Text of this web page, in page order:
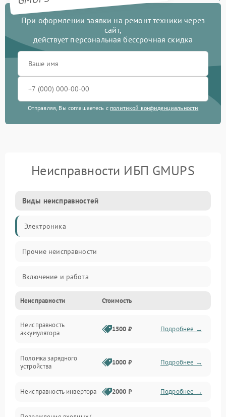
При оформлении заявки на ремонт техники через
сайт,
действует персональная бессрочная скидка
Отправляя, Вы соглашаетесь с политикой конфиденциальности
Неисправности ИБП GMUPS
Виды неисправностей
Электроника
Прочие неисправности
Включение и работа
Работа с нагрузкой
Звук и индикация
Неисправности Стоимость
Неисправность
аккумулятора
1500 ₽ Подробнее →
Поломка зарядного
устройства
1000 ₽ Подробнее →
Неисправность инвертора 2000 ₽ Подробнее →